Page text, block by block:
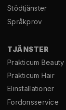
Stödtjänster
Språkprov
TJÄNSTER
Prakticum Beauty
Prakticum Hair
El­installationer
Fordonsservice